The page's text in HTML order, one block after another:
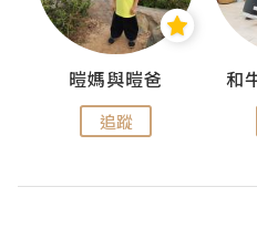
暟媽與暟爸
追蹤